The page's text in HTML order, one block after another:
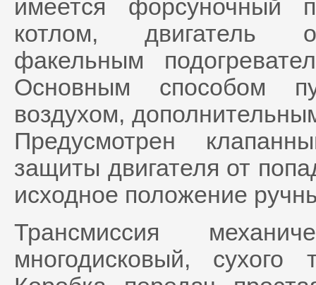
имеется форсуночный
котлом, двигатель
факельным
Основным способом
воздухом,
Предусмотрен
защиты двигателя от
исходное положение
Трансмиссия
многодисковый, сухого